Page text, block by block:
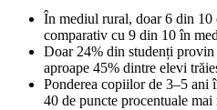
În mediul rural, doar 6 din
comparativ cu 9 din 10 în
Doar 24% din studenți
aproape 45% dintre elevi
Ponderea copiilor de 3–5 ani
40 de puncte procentuale